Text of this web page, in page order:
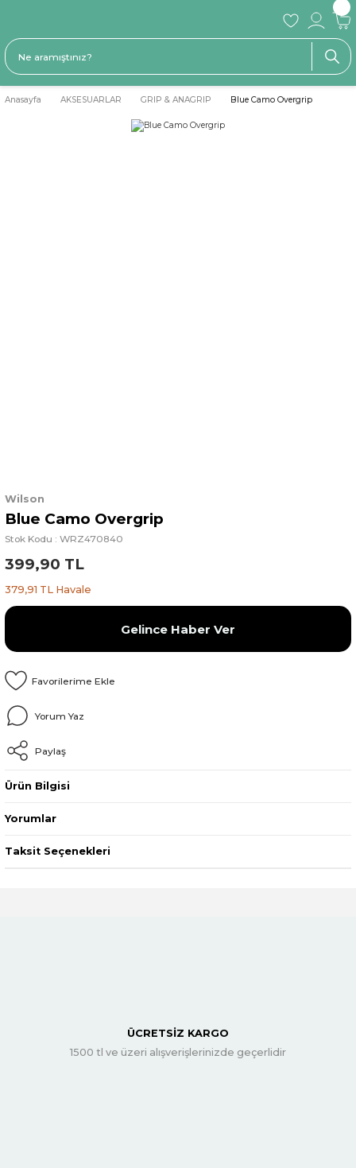
Anasayfa AKSESUARLAR GRIP & ANAGRIP Blue Camo Overgrip
Wilson
Blue Camo Overgrip
Stok Kodu : WRZ470840
399,90 TL
379,91 TL Havale
Gelince Haber Ver
Yorum Yaz
Paylaş
Ürün Bilgisi
Yorumlar
Taksit Seçenekleri
ÜCRETSİZ KARGO
1500 tl ve üzeri alışverişlerinizde geçerlidir